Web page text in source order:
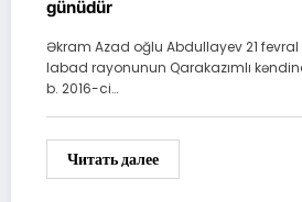
günüdür
Əkram Azad oğlu Abdullayev 21
labad rayonunun Qarakazımlı
b. 2016-ci…
Читать далее